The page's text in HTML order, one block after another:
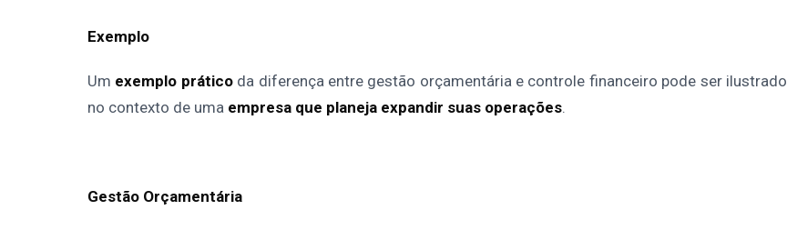
Exemplo
Um exemplo práticoda diferença entre gestão orçamentária e controle financeiro pode ser ilustrado
no contexto de uma empresa que planeja expandir suas operações.
Gestão Orçamentária